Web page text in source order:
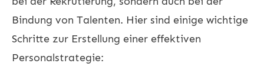
Bindung von Talenten. Hier sind einige wichtige
Schritte zur Erstellung einer effektiven
Personalstrategie: